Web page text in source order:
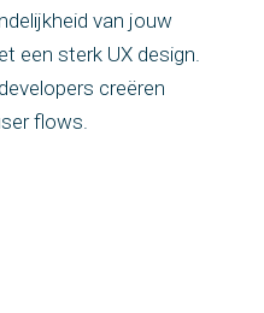
van jouw
een sterk UX design.
creëren
flows.